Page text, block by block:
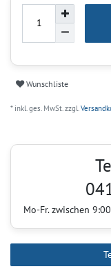
Wunschliste
* inkl. ges. MwSt. zzgl.
Mo-Fr. zwischen